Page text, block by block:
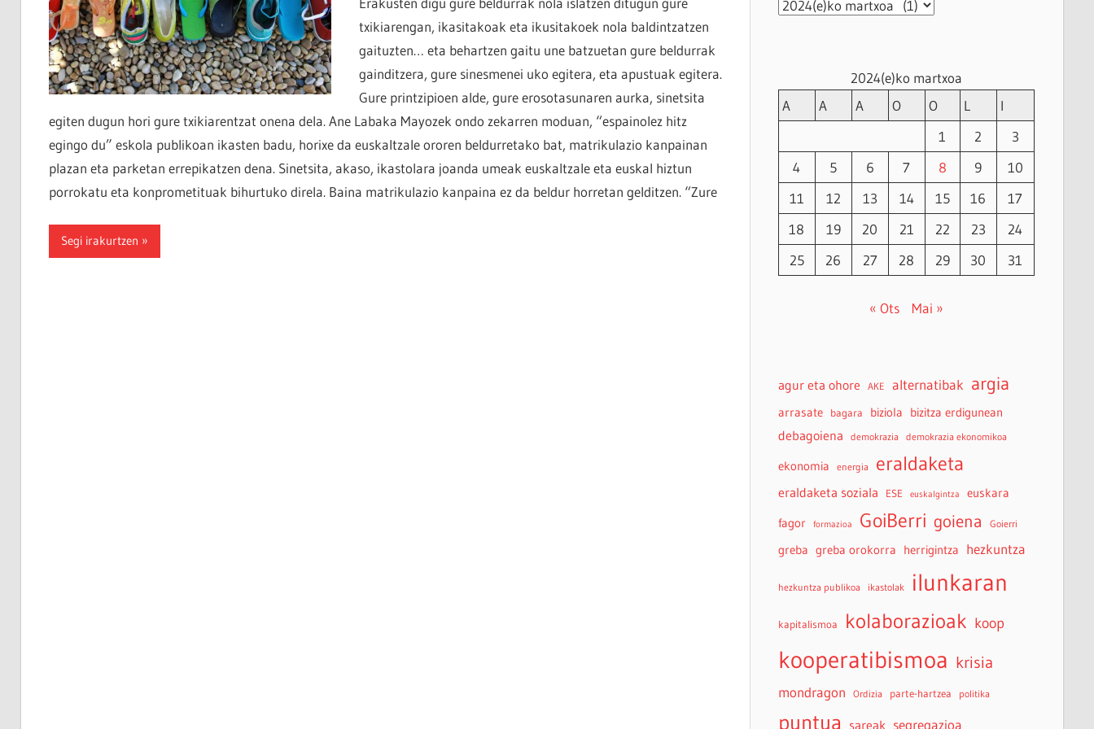
txikiarengan, ikasitakoak eta ikusitakoek nola baldintzatzen
gaituzten… eta behartzen gaitu une batzuetan gure beldurrak
gainditzera, gure sinesmenei uko egitera, eta apustuak egitera.
Gure printzipioen alde, gure erosotasunaren aurka, sinetsita
egiten dugun hori gure txikiarentzat onena dela. Ane Labaka Mayozek ondo zekarren moduan, “espainolez hitz
egingo du” eskola publikoan ikasten badu, horixe da euskaltzale ororen beldurretako bat, matrikulazio kanpainan
plazan eta parketan errepikatzen dena. Sinetsita, akaso, ikastolara joanda umeak euskaltzale eta euskal hiztun
porrokatu eta konprometituak bihurtuko direla. Baina matrikulazio kanpaina ez da beldur horretan gelditzen. “Zure
Segi irakurtzen
Artxiboak
2024(e)ko martxoa
A
A A O O L
I
1
2
3
4
5 6 7 8 9
10
11
12 13 14 15 16
17
18
19 20 21 22 23
24
25
26 27 28 29 30 31
« Ots Mai »
agur eta ohore AKE alternatibak argia
arrasate bagara biziola bizitza erdigunean
debagoiena demokrazia demokrazia ekonomikoa
ekonomia energia eraldaketa
eraldaketa soziala ESE euskalgintza euskara
fagor formazioa GoiBerri goiena Goierri
greba greba orokorra herrigintza hezkuntza
hezkuntza publikoa ikastolak ilunkaran
kapitalismoa kolaborazioak koop
kooperatibismoa krisia
mondragon Ordizia parte-hartzea politika
puntua sareak segregazioa